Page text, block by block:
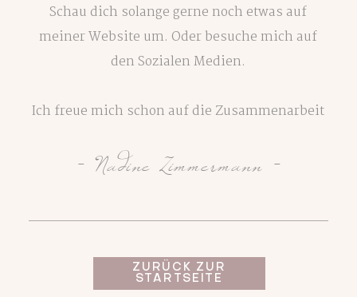
Schau dich solange gerne noch etwas auf
meiner Website um. Oder besuche mich auf
den Sozialen Medien.
Ich freue mich schon auf die Zusammenarbeit
- Nadine Zimmermann -
ZURÜCK ZUR
STARTSEITE
Kundenstimmen
FAQ